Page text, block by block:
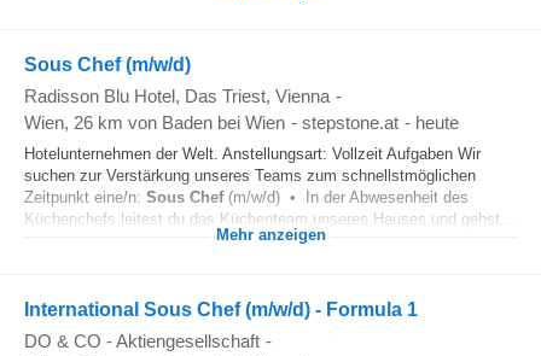
Sous Chef (m/w/d)
Radisson Blu Hotel, Das Triest, Vienna -
Wien, 26 km von Baden bei Wien - stepstone.at - heute
Hotelunternehmen der Welt. Anstellungsart: Vollzeit Aufgaben Wir
suchen zur Verstärkung unseres Teams zum schnellstmöglichen
Zeitpunkt eine/n: Sous Chef(m/w/d) • In der Abwesenheit des
Küchenchefs leitest du das Küchenteam unseres Hauses und gehst...
Mehr anzeigen
International Sous Chef (m/w/d) - Formula 1
DO & CO - Aktiengesellschaft -